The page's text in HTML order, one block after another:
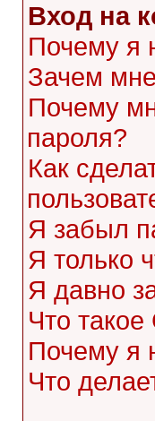
Вход на
Почему я
Зачем
Почему
пароля?
Как
Я забыл
Я только
Я давно
Что такое
Почему я
Что